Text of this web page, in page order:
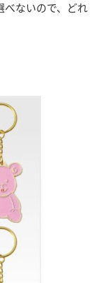
べないので、どれ